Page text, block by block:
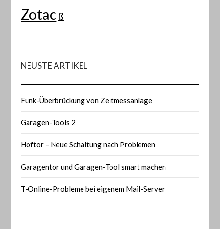
Zotac ß
NEUSTE ARTIKEL
Funk-Überbrückung von Zeitmessanlage
Garagen-Tools 2
Hoftor – Neue Schaltung nach Problemen
Garagentor und Garagen-Tool smart machen
T-Online-Probleme bei eigenem Mail-Server